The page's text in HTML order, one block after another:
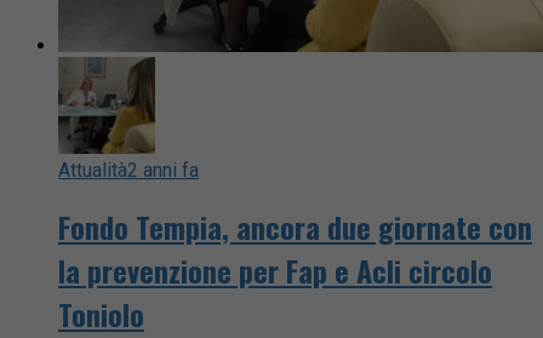
Attualità2 anni fa
Fondo Tempia, ancora due giornate con
la prevenzione per Fap e Acli circolo
Toniolo